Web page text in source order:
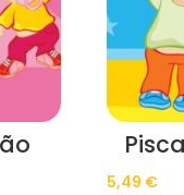
5,49 €